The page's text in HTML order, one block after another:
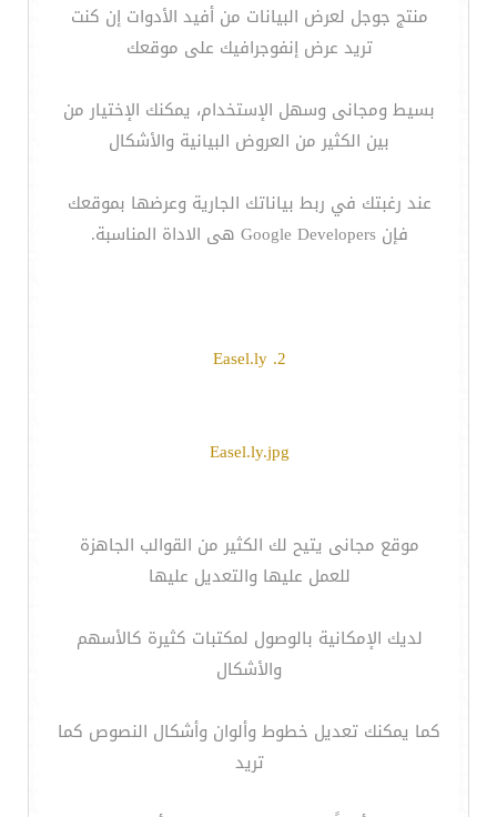
منتج جوجل لعرض البيانات من أفيد الأدوات إن كنت
تريد عرض إنفوجرافيك على موقعك
بسيط ومجانى وسهل الإستخدام، يمكنك الإختيار من
بين الكثير من العروض البيانية والأشكال
عند رغبتك في ربط بياناتك الجارية وعرضها بموقعك
فإن Google Developers هى الاداة المناسبة.
2. Easel.ly
Easel.ly.jpg
موقع مجانى يتيح لك الكثير من القوالب الجاهزة
للعمل عليها والتعديل عليها
لديك الإمكانية بالوصول لمكتبات كثيرة كالأسهم
والأشكال
كما يمكنك تعديل خطوط وألوان وأشكال النصوص كما
تريد